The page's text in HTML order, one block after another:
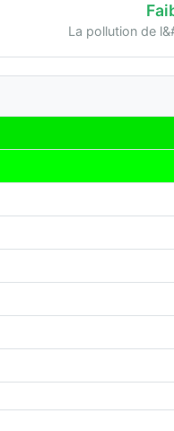
La pollution de